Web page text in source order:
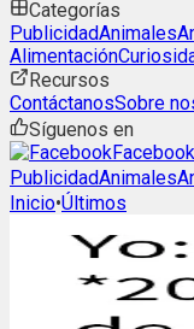
Categorías
PublicidadAnimales
Alimentación
Recursos
ContáctanosSobre
Síguenos en
Facebook
PublicidadAnimales
Inicio•Últimos